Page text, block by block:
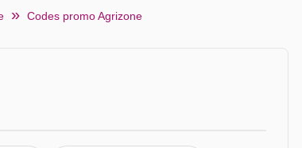
Codes promo Agrizone